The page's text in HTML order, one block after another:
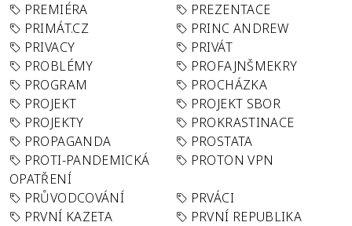
PREMIÉRA
PREZENTACE
PRIMÁT.CZ
PRINC ANDREW
PRIVACY
PRIVÁT
PROBLÉMY
PROFAJNŠMEKRY
PROGRAM
PROCHÁZKA
PROJEKT
PROJEKT SBOR
PROJEKTY
PROKRASTINACE
PROPAGANDA
PROSTATA
PROTI-PANDEMICKÁ
OPATŘENÍ
PROTON VPN
PRŮVODCOVÁNÍ
PRVÁCI
PRVNÍ KAZETA
PRVNÍ REPUBLIKA